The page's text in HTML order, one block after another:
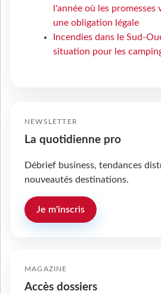
l'année où les
une obligation légale
Incendies dans le Sud-
situation pour les
NEWSLETTER
La quotidienne pro
Débrief business, tendances
nouveautés destinations.
Je m'inscris
MAGAZINE
Accès dossiers